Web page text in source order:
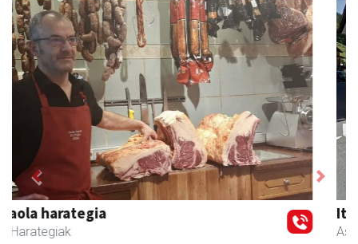
Iturri-Ondo jatetxea
Asteasu - Jatetxeak
Previous Next